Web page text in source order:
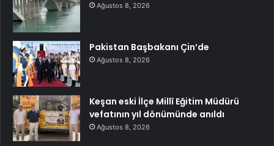
Ağustos 8, 2026
Pakistan Başbakanı Çin’de
Ağustos 8, 2026
Keşan eski İlçe Millî Eğitim Müdürü
vefatının yıl dönümünde anıldı
Ağustos 8, 2026